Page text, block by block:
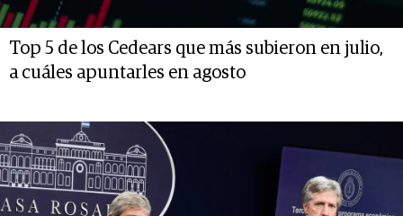
Top 5 de los Cedears que más subieron en julio,
a cuáles apuntarles en agosto